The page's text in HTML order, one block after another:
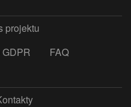
projektu
FAQ